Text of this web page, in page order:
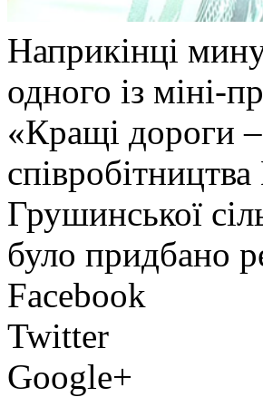
Наприкінці
одного із міні-
«Кращі дороги
Грушинської
було придбано
Facebook
Twitter
Google+